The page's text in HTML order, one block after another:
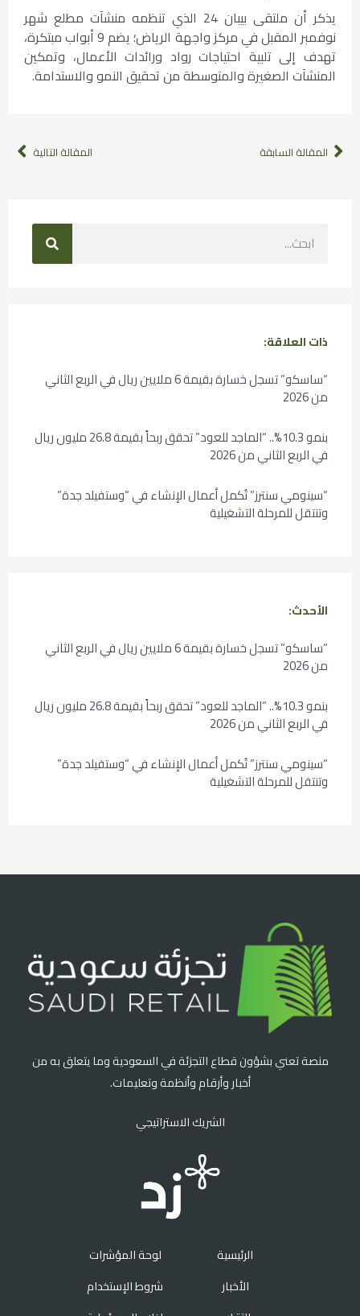
يذكر أن ملتقى بيبان 24 الذي تنظمه منشآت مطلع شهر
نوفمبر المقبل في مركز واجهة الرياض؛ يضم 9 أبواب مبتكرة،
تهدف إلى تلبية احتياجات رواد ورائدات الأعمال، وتمكين
المنشآت الصغيرة والمتوسطة من تحقيق النمو والاستدامة.
المقالة السابقة المقالة التالية
ذات العلاقة:
“ساسكو” تسجل خسارة بقيمة 6 ملايين ريال في الربع الثاني
من 2026
بنمو 10.3%.. “الماجد للعود” تحقق ربحاً بقيمة 26.8 مليون ريال
في الربع الثاني من 2026
“سينومي سنترز” تُكمل أعمال الإنشاء في “وستفيلد جدة”
وتنتقل للمرحلة التشغيلية
الأحدث:
“ساسكو” تسجل خسارة بقيمة 6 ملايين ريال في الربع الثاني
من 2026
بنمو 10.3%.. “الماجد للعود” تحقق ربحاً بقيمة 26.8 مليون ريال
في الربع الثاني من 2026
“سينومي سنترز” تُكمل أعمال الإنشاء في “وستفيلد جدة”
وتنتقل للمرحلة التشغيلية
منصة تعني بشؤون قطاع التجزئة في السعودية وما يتعلق به من
أخبار وأرقام وأنظمة وتعليمات.
الشريك الاستراتيجي
الرئيسية
الأخبار
لوحة المؤشرات
شروط الإستخدام